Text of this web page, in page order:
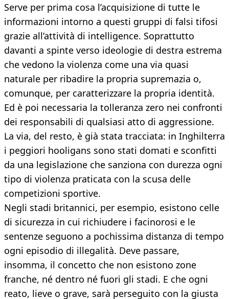
Serve per prima cosa l’acquisizione di tutte le
informazioni intorno a questi gruppi di falsi tifosi
grazie all’attività di intelligence. Soprattutto
davanti a spinte verso ideologie di destra estrema
che vedono la violenza come una via quasi
naturale per ribadire la propria supremazia o,
comunque, per caratterizzare la propria identità.
Ed è poi necessaria la tolleranza zero nei confronti
dei responsabili di qualsiasi atto di aggressione.
La via, del resto, è già stata tracciata: in Inghilterra
i peggiori hooligans sono stati domati e sconfitti
da una legislazione che sanziona con durezza ogni
tipo di violenza praticata con la scusa delle
competizioni sportive.
Negli stadi britannici, per esempio, esistono celle
di sicurezza in cui richiudere i facinorosi e le
sentenze seguono a pochissima distanza di tempo
ogni episodio di illegalità. Deve passare,
insomma, il concetto che non esistono zone
franche, né dentro né fuori gli stadi. E che ogni
reato, lieve o grave, sarà perseguito con la giusta